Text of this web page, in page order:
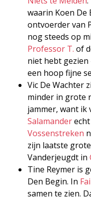
waarin Koen De
ontvoerder van
nog steeds op
Professor T. of
niet hebt gezien
een hoop fijne
Vic De Wachter
minder in grote
jammer, want ik
Salamander
Vossenstreken
zijn laatste
Vanderjeugdt in
Tine Reymer is
Den Begin. In
samen te zien.